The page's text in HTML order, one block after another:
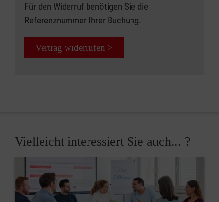
Für den Widerruf benötigen Sie die
Referenznummer Ihrer Buchung.
Vertrag widerrufen >
Vielleicht interessiert Sie auch... ?